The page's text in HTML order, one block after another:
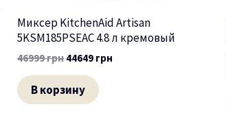
Миксер KitchenAid Artisan
5KSM185PSEAC 4.8 л кремовый
46999грн 44649 грн
В корзину